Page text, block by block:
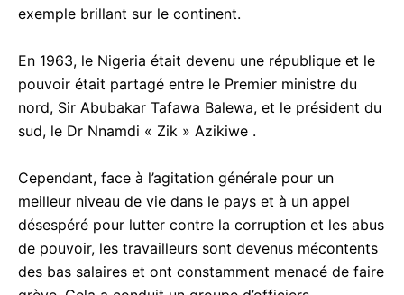
exemple brillant sur le continent.
En 1963, le Nigeria était devenu une république et le
pouvoir était partagé entre le Premier ministre du
nord, Sir Abubakar Tafawa Balewa, et le président du
sud, le Dr Nnamdi « Zik » Azikiwe .
Cependant, face à l’agitation générale pour un
meilleur niveau de vie dans le pays et à un appel
désespéré pour lutter contre la corruption et les abus
de pouvoir, les travailleurs sont devenus mécontents
des bas salaires et ont constamment menacé de faire